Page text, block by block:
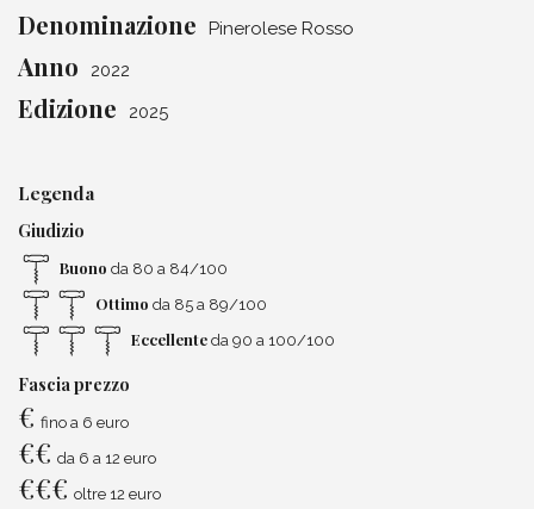
Denominazione Pinerolese Rosso
Anno 2022
Edizione 2025
Legenda
Giudizio
Buono da 80 a 84/100
Ottimo da 85 a 89/100
Eccellente da 90 a 100/100
Fascia prezzo
€ fino a 6 euro
€€ da 6 a 12 euro
€€€ oltre 12 euro